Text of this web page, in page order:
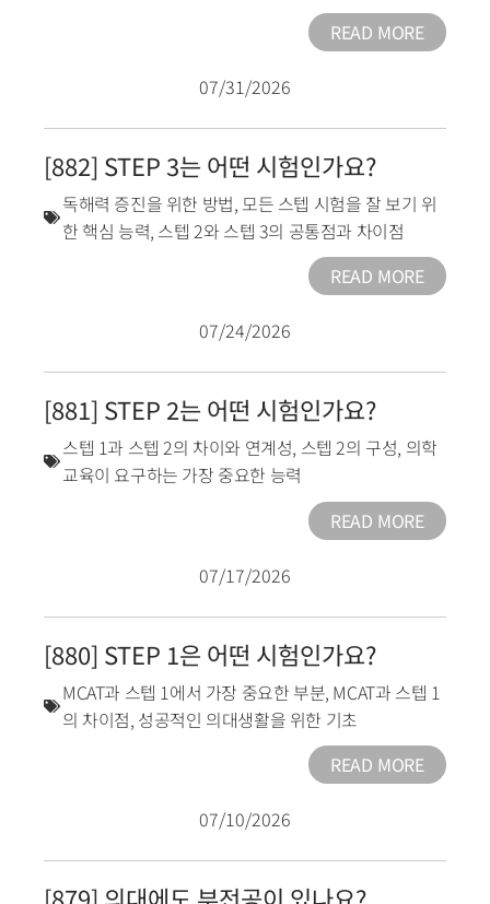
READ MORE
07/31/2026
[882] STEP 3는 어떤 시험인가요?
독해력 증진을 위한 방법, 모든 스텝 시험을 잘 보기 위
한 핵심 능력, 스텝 2와 스텝 3의 공통점과 차이점
READ MORE
07/24/2026
[881] STEP 2는 어떤 시험인가요?
스텝 1과 스텝 2의 차이와 연계성, 스텝 2의 구성, 의학
교육이 요구하는 가장 중요한 능력
READ MORE
07/17/2026
[880] STEP 1은 어떤 시험인가요?
MCAT과 스텝 1에서 가장 중요한 부분, MCAT과 스텝 1
의 차이점, 성공적인 의대생활을 위한 기초
READ MORE
07/10/2026